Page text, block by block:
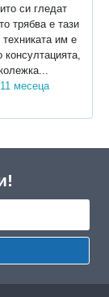
си гледат
трябва е тази
им е
месеца